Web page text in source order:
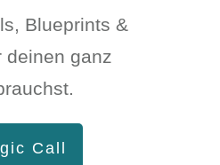
Blueprints &
deinen ganz
Call